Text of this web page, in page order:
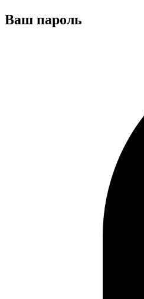
Ваш пароль